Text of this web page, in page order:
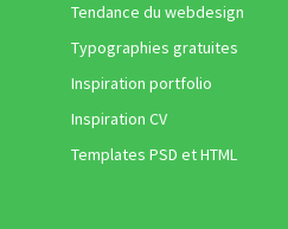
Tendance du webdesign
Typographies gratuites
Inspiration portfolio
Inspiration CV
Templates PSD et HTML